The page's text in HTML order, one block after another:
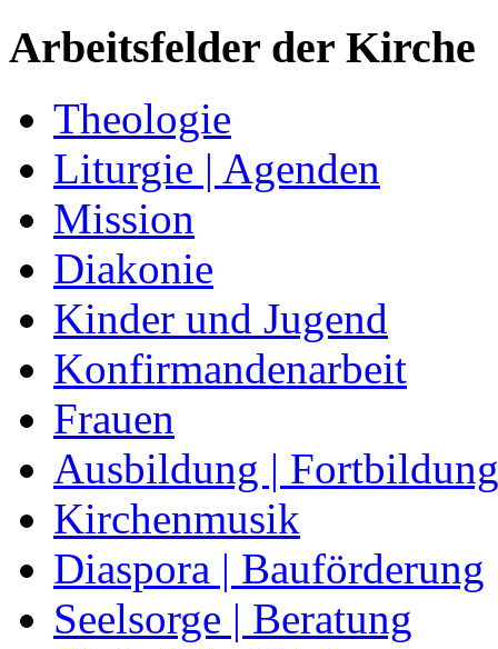
Arbeitsfelder der Kirche
Theologie
Liturgie | Agenden
Mission
Diakonie
Kinder und Jugend
Konfirmandenarbeit
Frauen
Ausbildung | Fortbildung
Kirchenmusik
Diaspora | Bauförderung
Seelsorge | Beratung